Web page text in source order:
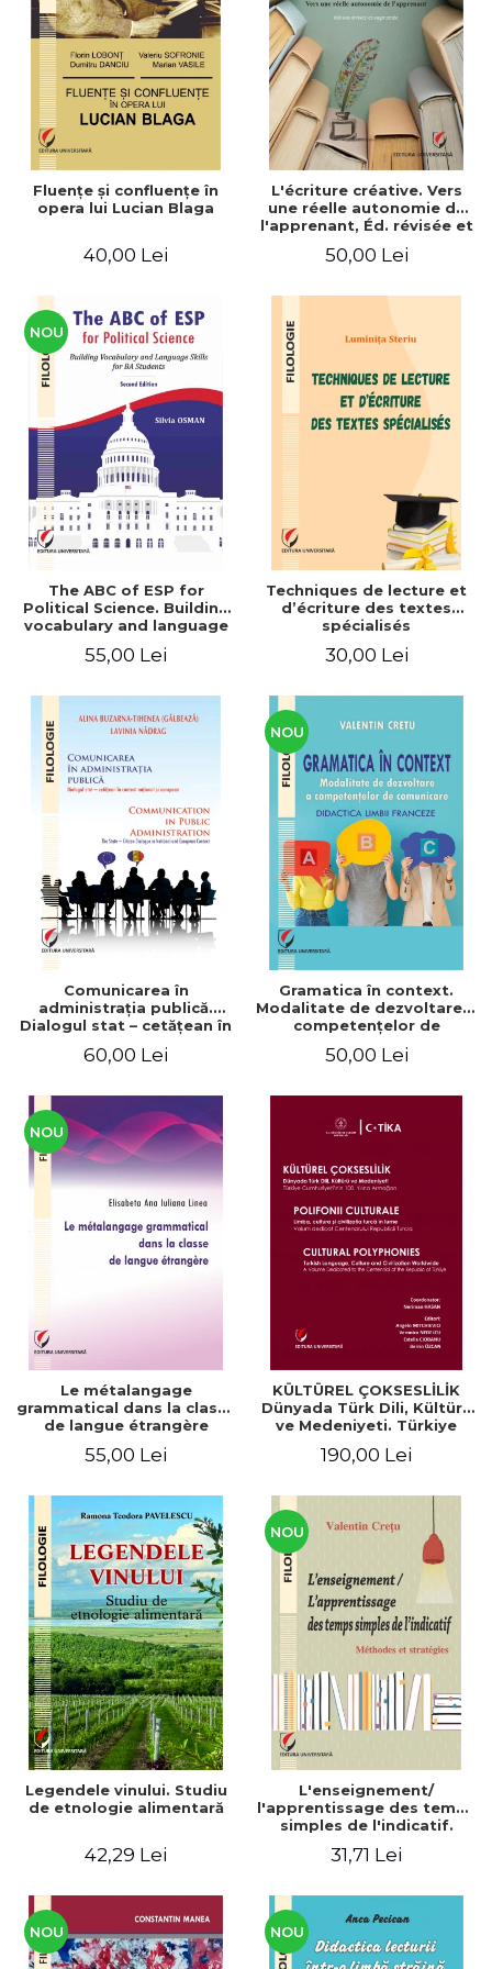
ADMINISTRATIVE
ȘTIINȚE ECONOMICE
ȘTIINȚE EXACTE
EDUCAȚIE FIZICĂ ȘI SPORT
PREUNIVERSITARIA
TIMP LIBER
ÎN CURS DE APARIȚIE
NOUTĂȚI
PACHETE DE STUDIU
ULTIMELE EXEMPLARE
Cum Cumpăr
Livrare
Politica de Retur
Formular de Retur
Distribuitori
Fluenţe şi confluenţe în
opera lui Lucian Blaga
40,00 Lei
L'écriture créative. Vers
une réelle autonomie de
l'apprenant, Éd. révisée et
50,00 Lei
NOU
The ABC of ESP for
Political Science. Building
vocabulary and language
55,00 Lei
Techniques de lecture et
d’écriture des textes
spécialisés
30,00 Lei
Comunicarea în
administraţia publică.
Dialogul stat – cetăţean în
european / Communication
The state-citizen dialogue
in national and European
context
60,00 Lei
NOU
Gramatica în context.
Modalitate de dezvoltare a
competenţelor de
limbii franceze
50,00 Lei
NOU
Le métalangage
grammatical dans la classe
de langue étrangère
55,00 Lei
KÜLTÜREL ÇOKSESLİLİK
Dünyada Türk Dili, Kültürü
ve Medeniyeti. Türkiye
Armağan/ POLIFONII
și civilizația turcă în lume.
Centenarului
190,00 Lei
Legendele vinului. Studiu
de etnologie alimentară
42,29 Lei
NOU
L'enseignement/
l'apprentissage des temps
simples de l'indicatif.
31,71 Lei
NOU NOU